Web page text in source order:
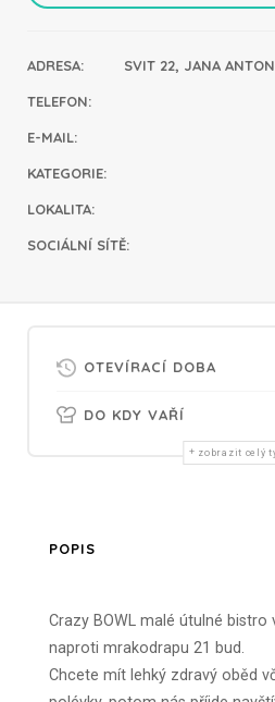
ADRESA: SVIT 22, JANA
TELEFON:
E-MAIL:
KATEGORIE:
LOKALITA:
SOCIÁLNÍ SÍTĚ:
OTEVÍRACÍ DOBA
DO KDY VAŘÍ
zobrazit celý
POPIS
Crazy BOWL malé útulné bistro
naproti mrakodrapu 21 bud.
Chcete mít lehký zdravý oběd